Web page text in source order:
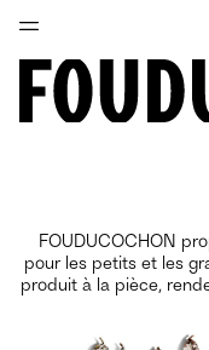
FOUDUCOCHON
pour les petits et les
produit à la pièce,